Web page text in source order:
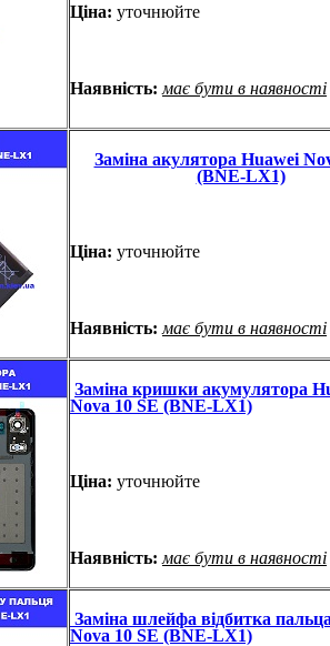
Ціна: уточнюйте
Наявність: має бути в наявності
Заміна акулятора Huawei
(BNE-LX1)
Ціна: уточнюйте
Наявність: має бути в наявності
Заміна кришки акумулятора
Nova 10 SE (BNE-LX1)
Ціна: уточнюйте
Наявність: має бути в наявності
Заміна шлейфа відбитка
Nova 10 SE (BNE-LX1)